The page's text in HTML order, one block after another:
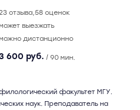
отзыва,58 оценок
выезжать
дистанционно
600 руб. / 90 мин.
факультет МГУ.
наук. Преподаватель на